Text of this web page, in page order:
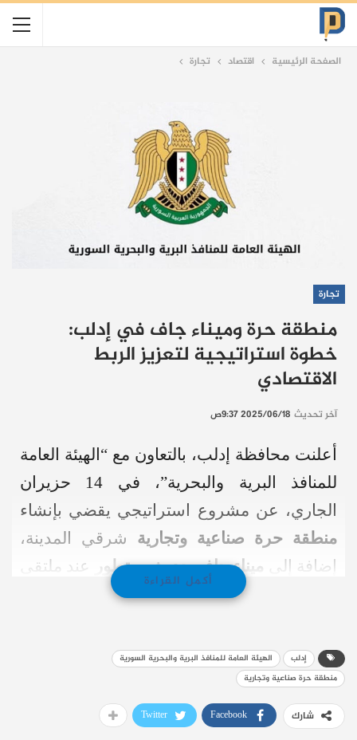
الصفحة الرئيسية اقتصاد تجارة
تجارة
منطقة حرة وميناء جاف في إدلب:
خطوة استراتيجية لتعزيز الربط
الاقتصادي
آخر تحديث 2025/06/18 9:37ص
أعلنت محافظة إدلب، بالتعاون مع “الهيئة العامة
للمنافذ البرية والبحرية”، في 14 حزيران
الجاري، عن مشروع استراتيجي يقضي بإنشاء
منطقة حرة صناعية وتجارية شرقي المدينة،
إضافة إلى
ميناء جاف حديث ومتطور
عند ملتقى
الطرق الدولية.
الهيئة، إن المشروع يأتي تحت شعار “لأهل
الوفاء يهون العطاء”، ويعكس توجه الدولة لدعم
إدلب اقتصاديًا بعد سنوات من التحديات،
أكمل القراءة
إدلب
الهيئة العامة للمنافذ البرية والبحرية السورية
منطقة حرة صناعية وتجارية
شارك Facebook
Twitter